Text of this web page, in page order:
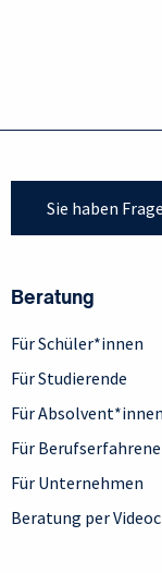
Sie haben
Beratung
Für Schüler*innen
Für Studierende
Für Absolvent*innen
Für Berufserfahrene
Für Unternehmen
Beratung per